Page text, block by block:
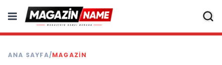
ANA SAYFA/MAGAZIN